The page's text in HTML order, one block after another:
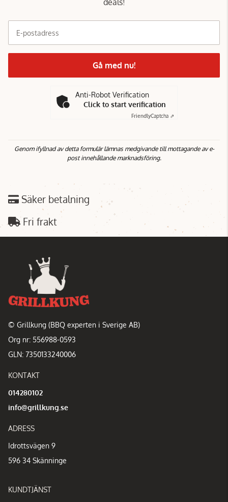
E-postadress
Gå med nu!
Anti-Robot Verification
Click to start verification
FriendlyCaptcha ⇗
Genom ifyllnad av detta formulär lämnas medgivande till mottagande av e-
post innehållande marknadsföring.
Säker betalning
Fri frakt
© Grillkung (BBQ experten i Sverige AB)
Org nr: 556988-0593
GLN: 7350133240006
KONTAKT
014280102
info@grillkung.se
ADRESS
Idrottsvägen 9
596 34 Skänninge
KUNDTJÄNST